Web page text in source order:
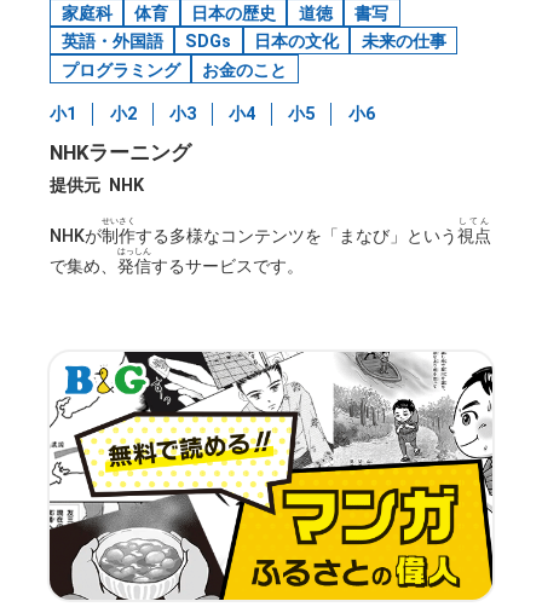
家庭科
体育 日本の歴史 道徳
書写
英語・外国語
SDGs 日本の文化
未来の仕事
プログラミング
お金のこと
小1 小2 小3 小4 小5 小6
NHKラーニング
提供元 NHK
NHKが制作
せいさく
する多様なコンテンツを「まなび」という視点
してん
で集め、発信
はっしん
するサービスです。